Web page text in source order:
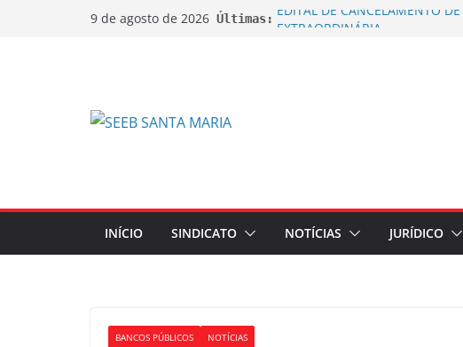
9 de agosto de 2026 Últimas: EDITAL DE CANCELAMENTO
INÍCIO SINDICATO NOTÍCIAS JURÍDICO
BANCOS PÚBLICOS NOTÍCIAS